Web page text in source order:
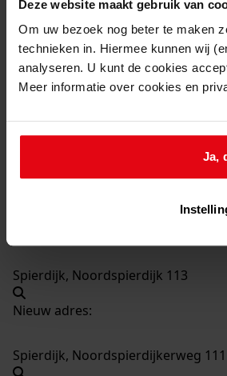
Deze website maakt gebruik van
Om uw bezoek nog beter te maken
technieken in. Hiermee kunnen wij
analyseren. U kunt de cookies
Meer informatie over cookies en
Ja,
Bouwen van een puntgevel,
Datering:
23-08-1977
Beschrijving:
Datum vergunning:
Spierdijk, Noordspierdijk 111
Spierdijk, Noordspierdijk 113
Nieuw adres:
Spierdijk, Noordspierdijkerweg